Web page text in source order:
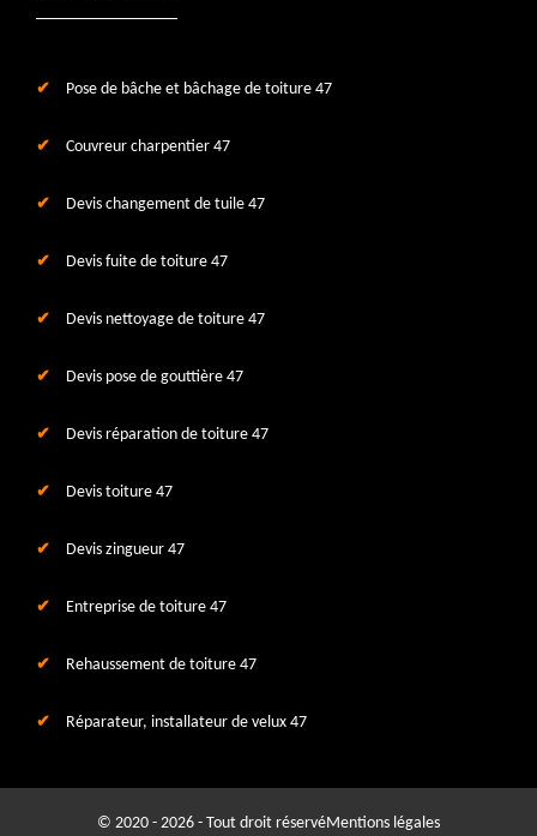
Pose de bâche et bâchage de toiture 47
Couvreur charpentier 47
Devis changement de tuile 47
Devis fuite de toiture 47
Devis nettoyage de toiture 47
Devis pose de gouttière 47
Devis réparation de toiture 47
Devis toiture 47
Devis zingueur 47
Entreprise de toiture 47
Rehaussement de toiture 47
Réparateur, installateur de velux 47
© 2020 - 2026 - Tout droit réservéMentions légales